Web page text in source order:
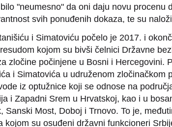
"neumesno" da oni daju novu procenu
svih ponuđenih dokaza, te su
i Simatoviću počelo je 2017. i
kojom su bivši čelnici Državne
zločine počinjene u Bosni i Hercegovini.
i Simatovića u udruženom zločinačkom
iz optužnice koji se odnose na
i Zapadni Srem u Hrvatskoj, kao i u
Sanski Most, Doboj i Trnovo. To je,
kojom su osuđeni državni funkcioneri